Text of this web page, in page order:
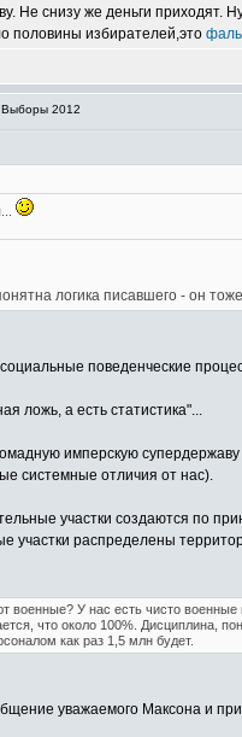
Не снизу же деньги приходят.
половины избирателей,это
Выборы 2012
логика писавшего - он
поведенческие
ложь, а есть статистика"...
имперскую
системные отличия от нас).
участки создаются по
участки распределены
военные? У нас есть чисто
что около 100%. Дисциплина,
как раз 1,5 млн будет.
уважаемого Максона и